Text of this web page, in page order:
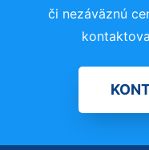
či nezáväznú